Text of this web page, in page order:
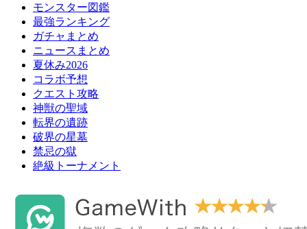
モンスター図鑑
最強ランキング
ガチャまとめ
ニュースまとめ
夏休み2026
コラボ予想
クエスト攻略
神獣の聖域
転界の遺跡
破界の星墓
禁忌の獄
絶級トーナメント